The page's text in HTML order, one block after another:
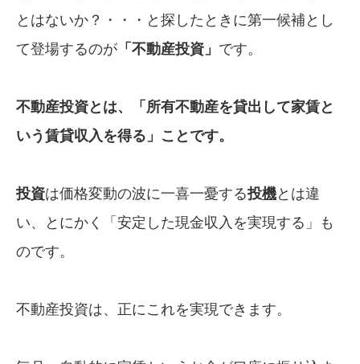
とはないか？・・・と探したときに第一候補とし
て登場するのが 「不動産投資」 です。
不動産投資とは、「所有不動産を貸出して家賃と
いう賃貸収入を得る」ことです。
投資は価格変動の波に一喜一憂する投機とは違
い、とにかく「安定した現金収入を実現する」も
のです。
不動産投資は、正にこれを実現できます。